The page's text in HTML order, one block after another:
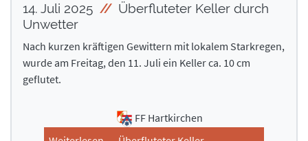
14. Juli 2025
Überfluteter Keller durch
Unwetter
Nach kurzen kräftigen Gewittern mit lokalem Starkregen,
wurde am Freitag, den 11. Juli ein Keller ca. 10 cm
geflutet.
FF Hartkirchen